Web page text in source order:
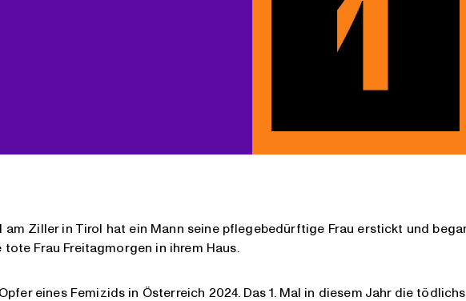
am Ziller in Tirol hat ein Mann seine pflegebedürftige Frau erstickt und
Frau Freitagmorgen in ihrem Haus.
eines Femizids in Österreich 2024. Das 1. Mal in diesem Jahr die